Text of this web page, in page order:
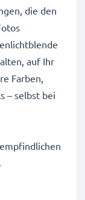
die den
auf Ihr
Farben,
– selbst bei